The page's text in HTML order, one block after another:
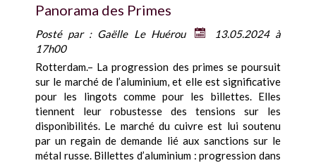
Panorama des Primes
Posté par : Gaëlle Le Huérou
13.05.2024 à
17h00
Rotterdam.– La progression des primes se poursuit
sur le marché de l’aluminium, et elle est significative
pour les lingots comme pour les billettes. Elles
tiennent leur robustesse des tensions sur les
disponibilités. Le marché du cuivre est lui soutenu
par un regain de demande lié aux sanctions sur le
métal russe. Billettes d’aluminium : progression dans